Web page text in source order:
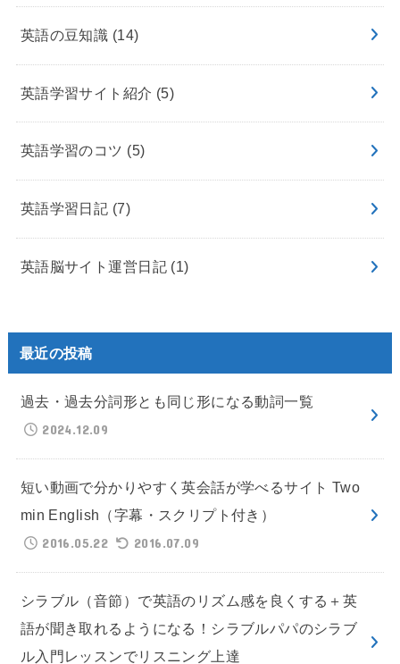
英語の豆知識 (14)
英語学習サイト紹介 (5)
英語学習のコツ (5)
英語学習日記 (7)
英語脳サイト運営日記 (1)
最近の投稿
過去・過去分詞形とも同じ形になる動詞一覧
2024.12.09
短い動画で分かりやすく英会話が学べるサイト Two
min English（字幕・スクリプト付き）
2016.05.22
2016.07.09
シラブル（音節）で英語のリズム感を良くする＋英
語が聞き取れるようになる！シラブルパパのシラブ
ル入門レッスンでリスニング上達